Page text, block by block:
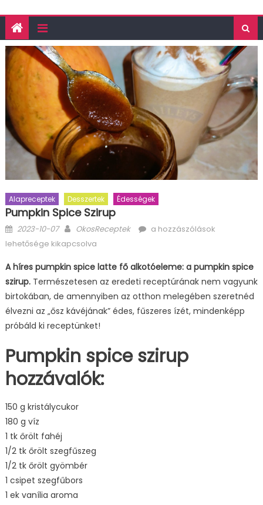
Alapreceptek Desszertek Édességek
Pumpkin Spice Szirup
Posted
on
2023-10-07 Author
OkosReceptek
Pumpkin
bejegyzéshez
a hozzászólások
lehetősége kikapcsolva
A híres pumpkin spice latte fő alkotóeleme: a pumpkin spice
szirup.Természetesen az eredeti receptúrának nem vagyunk
birtokában, de amennyiben az otthon melegében szeretnéd
élvezni az „ősz kávéjának” édes, fűszeres ízét, mindenképp
próbáld ki receptünket!
Pumpkin spice szirup
hozzávalók:
150 g kristálycukor
180 g víz
1 tk őrölt fahéj
1/2 tk őrölt szegfűszeg
1/2 tk őrölt gyömbér
1 csipet szegfűbors
1 ek vanília aroma